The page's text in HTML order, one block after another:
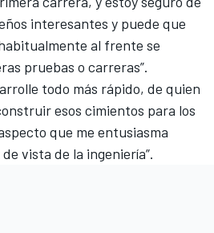
interesantes y puede que
al frente se
pruebas o carreras”.
todo más rápido, de quien
esos cimientos para los
que me entusiasma
vista de la ingeniería”.